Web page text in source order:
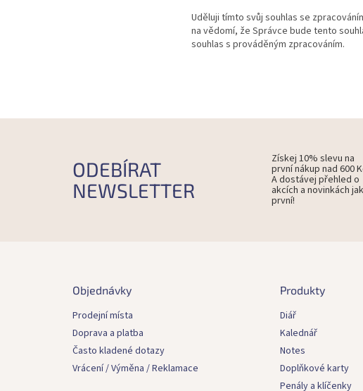
Uděluji tímto svůj souhlas se
na vědomí, že Správce bude tento
souhlas s prováděným zpracováním.
ODEBÍRAT
NEWSLETTER
Získej 10% slevu na
první nákup nad 600
A dostávej přehled o
akcích a novinkách
první!
Objednávky
Prodejní místa
Doprava a platba
Často kladené dotazy
Vrácení / Výměna / Reklamace
Produkty
Diář
Kalednář
Notes
Doplňkové karty
Penály a klíčenky